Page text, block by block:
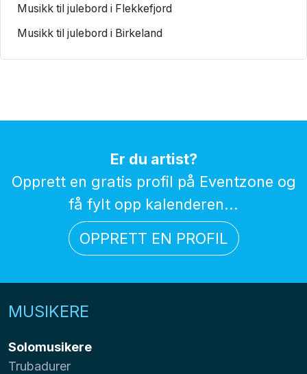
Musikk til julebord i Flekkefjord
Musikk til julebord i Birkeland
Er du artist?
Opprett en gratis profil på Eventzone og
få fylt opp kalenderen...
OPPRETT EN PROFIL
MUSIKERE
Solomusikere
Trubadurer